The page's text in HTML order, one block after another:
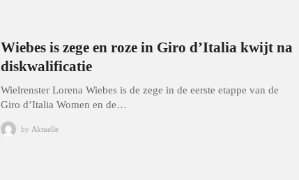
Wiebes is zege en roze in Giro d’Italia kwijt na
diskwalificatie
Wielrenster Lorena Wiebes is de zege in de eerste etappe van de
Giro d’Italia Women en de…
by Aktuelle